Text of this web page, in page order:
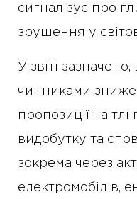
сигналізує про
зрушення у
У звіті
чинниками
пропозиції на
видобутку та
зокрема через
електромобілів,